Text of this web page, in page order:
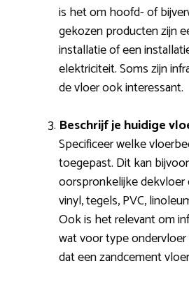
is het om hoofd- of
gekozen producten zijn
installatie of een
elektriciteit. Soms zijn
de vloer ook interessant.
Beschrijf je huidige
Specificeer welke
toegepast. Dit kan
oorspronkelijke dekvloer
vinyl, tegels, PVC,
Ook is het relevant om
wat voor type
dat een zandcement